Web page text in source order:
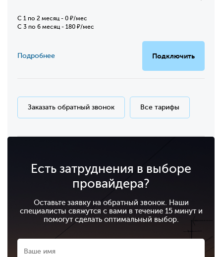
C 1 по 2 месяц - 0 ₽/мес
С 3 по 6 месяц - 180 ₽/мес
Подключить
Подробнее
Заказать обратный звонок Все тарифы
Есть затруднения в выборе
провайдера?
Оставьте заявку на обратный звонок. Наши
специалисты свяжутся с вами в течение 15 минут и
помогут сделать оптимальный выбор.